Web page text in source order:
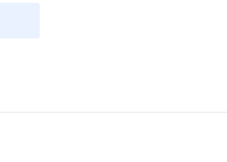
en eer brengen aan zijn
wanneer je het hebt, want als ze
voor mijn eigen gewin. Ik was